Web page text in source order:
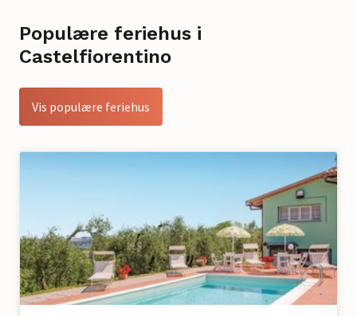
Populære feriehus i
Castelfiorentino
Vis populære feriehus